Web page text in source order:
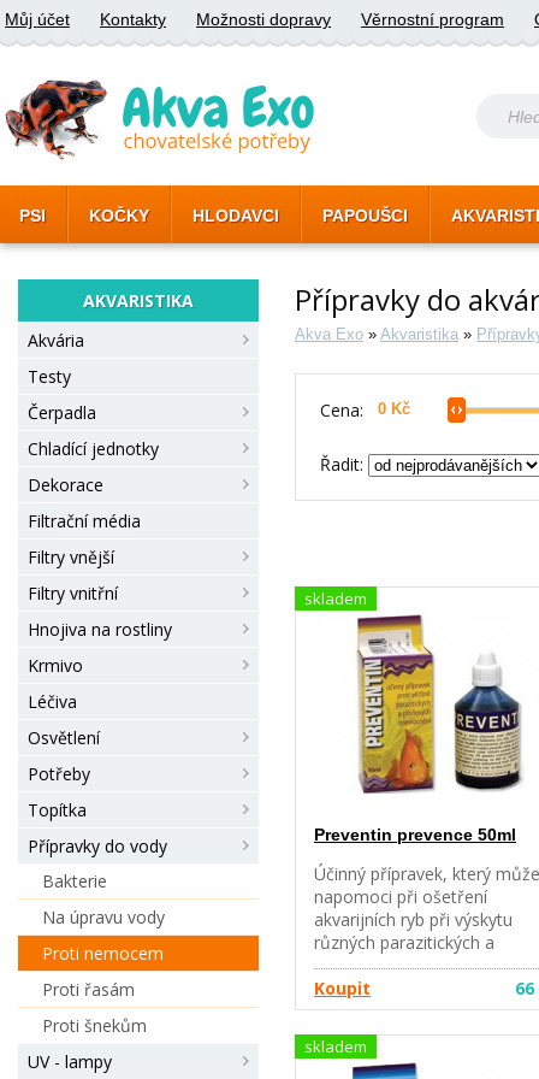
Můj účet Kontakty Možnosti dopravy Věrnostní program
PSI KOČKY HLODAVCI PAPOUŠCI
AKVARISTIKA
Akvária
Testy
Čerpadla
Chladící jednotky
Dekorace
Filtrační média
Filtry vnější
Filtry vnitřní
Hnojiva na rostliny
Krmivo
Léčiva
Osvětlení
Potřeby
Topítka
Přípravky do vody
Bakterie
Na úpravu vody
Proti nemocem
Proti řasám
Proti šnekům
UV - lampy
Přípravky do
Akva Exo » Akvaristika »
Cena:
Řadit:
skladem
Preventin prevence 50ml
Účinný přípravek, který může
napomoci při ošetření
akvarijních ryb při výskytu
různých parazitických a
plísňových onemocnění.
Neškodný pro ryby i rostliny
větších koncentracích.
vhodné při nákupu nových
rybek, na dezinfekci rostlin,
Koupit 66
skladem